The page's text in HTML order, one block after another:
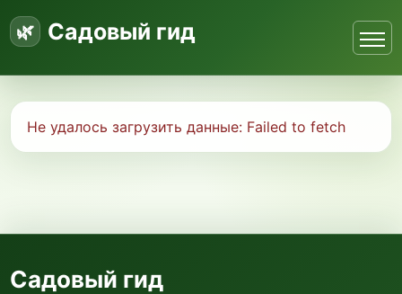
Садовый гид
Не удалось загрузить данные: Failed to fetch
Садовый гид